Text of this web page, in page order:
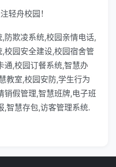
轻舟校园！
防欺凌系统,校园亲情电话,
校园安全建设,校园宿舍管
通,校园订餐系统,智慧办
教室,校园安防,学生行为
销假管理,智慧班牌,电子班
,智慧存包,访客管理系统.